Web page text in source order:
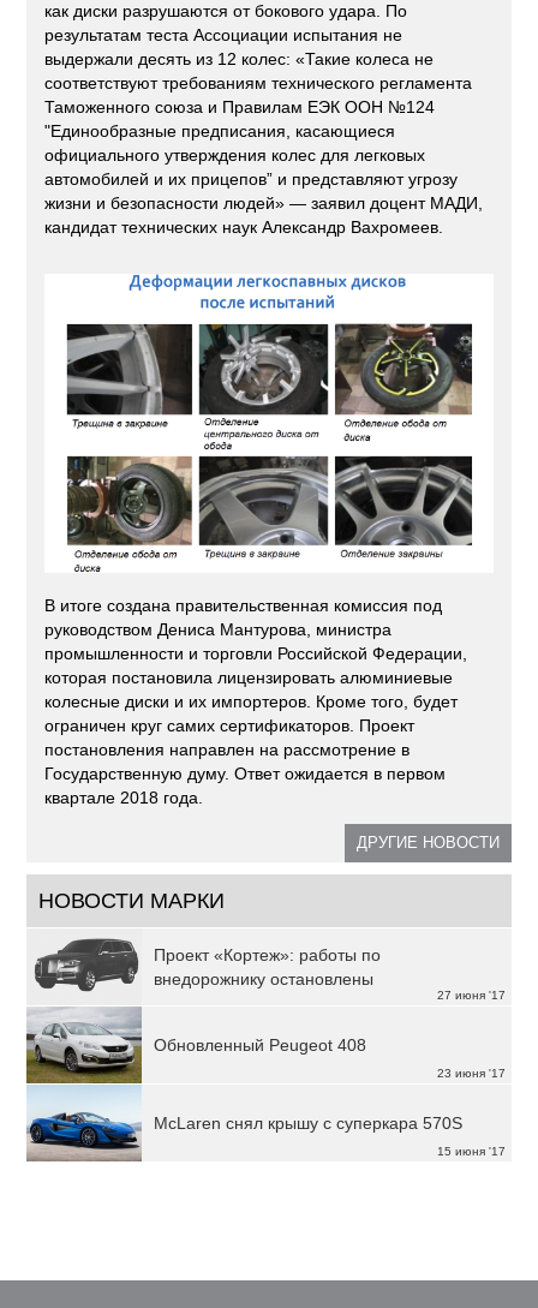
как диски разрушаются от бокового удара. По
результатам теста Ассоциации испытания не
выдержали десять из 12 колес: «Такие колеса не
соответствуют требованиям технического регламента
Таможенного союза и Правилам ЕЭК ООН №124
"Единообразные предписания, касающиеся
официального утверждения колес для легковых
автомобилей и их прицепов” и представляют угрозу
жизни и безопасности людей» — заявил доцент МАДИ,
кандидат технических наук Александр Вахромеев.
В итоге создана правительственная комиссия под
руководством Дениса Мантурова, министра
промышленности и торговли Российской Федерации,
которая постановила лицензировать алюминиевые
колесные диски и их импортеров. Кроме того, будет
ограничен круг самих сертификаторов. Проект
постановления направлен на рассмотрение в
Государственную думу. Ответ ожидается в первом
квартале 2018 года.
ДРУГИЕ НОВОСТИ
НОВОСТИ МАРКИ
27 июня '17
Проект «Кортеж»: работы по
внедорожнику остановлены
23 июня '17
Обновленный Peugeot 408
15 июня '17
McLaren снял крышу с суперкара 570S